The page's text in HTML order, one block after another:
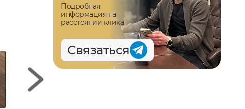
Подробная
информация на
расстоянии клика
Связаться